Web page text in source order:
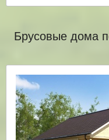
Брусовые дома